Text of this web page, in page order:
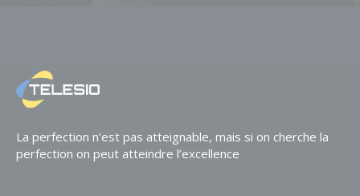
La perfection n’est pas atteignable, mais si on cherche la
perfection on peut atteindre l’excellence